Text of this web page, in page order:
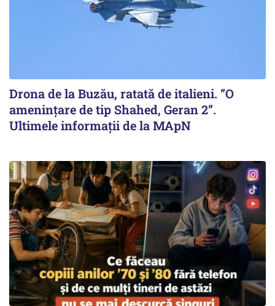
Drona de la Buzău, ratată de italieni. ”O
amenințare de tip Shahed, Geran 2”.
Ultimele informații de la MApN